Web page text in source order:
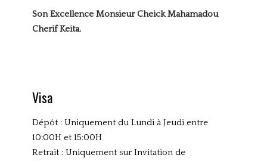
Son Excellence Monsieur Cheick Mahamadou
Cherif Keita.
Visa
Dépôt : Uniquement du Lundi à Jeudi entre
10:00H et 15:00H
Retrait : Uniquement sur Invitation de